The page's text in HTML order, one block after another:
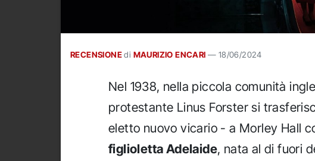
RECENSIONE di MAURIZIO ENCARI — 18/06/2024
Nel 1938, nella piccola comunità
protestante Linus Forster si
eletto nuovo vicario - a Morley Hall
figlioletta Adelaide, nata al di fuori